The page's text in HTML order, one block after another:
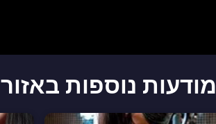
מודעות נוספות באזור